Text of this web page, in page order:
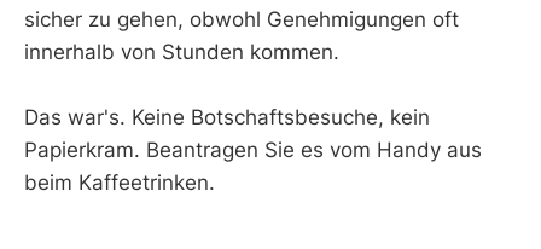
sicher zu gehen, obwohl Genehmigungen oft
innerhalb von Stunden kommen.
Das war's. Keine Botschaftsbesuche, kein
Papierkram. Beantragen Sie es vom Handy aus
beim Kaffeetrinken.